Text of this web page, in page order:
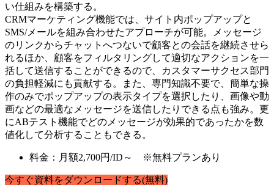
い仕組みを構築する。
CRMマーケティング機能では、サイト内ポップアップと
SMS/メールを組み合わせたアプローチが可能。メッセージ
のリンクからチャットへつないで顧客との会話を継続させら
れるほか、顧客をフィルタリングして適切なアクションを一
括して送信することができるので、カスタマーサクセス部門
の負担軽減にも貢献する。また、専門知識不要で、簡単な操
作のみでポップアップの表示タイプを選択したり、画像や動
画などの最適なメッセージを送信したりできる点も強み。更
にABテスト機能でどのメッセージが効果的であったかを数
値化して分析することもできる。
料金：月額2,700円/ID～ ※無料プランあり
今すぐ資料をダウンロードする(無料)